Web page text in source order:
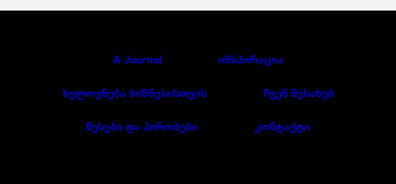
A Journal ინსპირაცია
ხელოვნება ბიზნესისთვის ჩვენ შესახებ
წესები და პირობები კონტაქტი